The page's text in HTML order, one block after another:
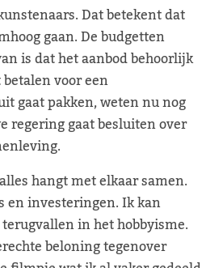
Dat betekent dat
gaan. De budgetten
is dat het aanbod behoorlijk
voor een
gaat pakken, weten nu nog
regering gaat besluiten over
hangt met elkaar samen.
en investeringen. Ik kan
in het hobbyisme.
beloning tegenover